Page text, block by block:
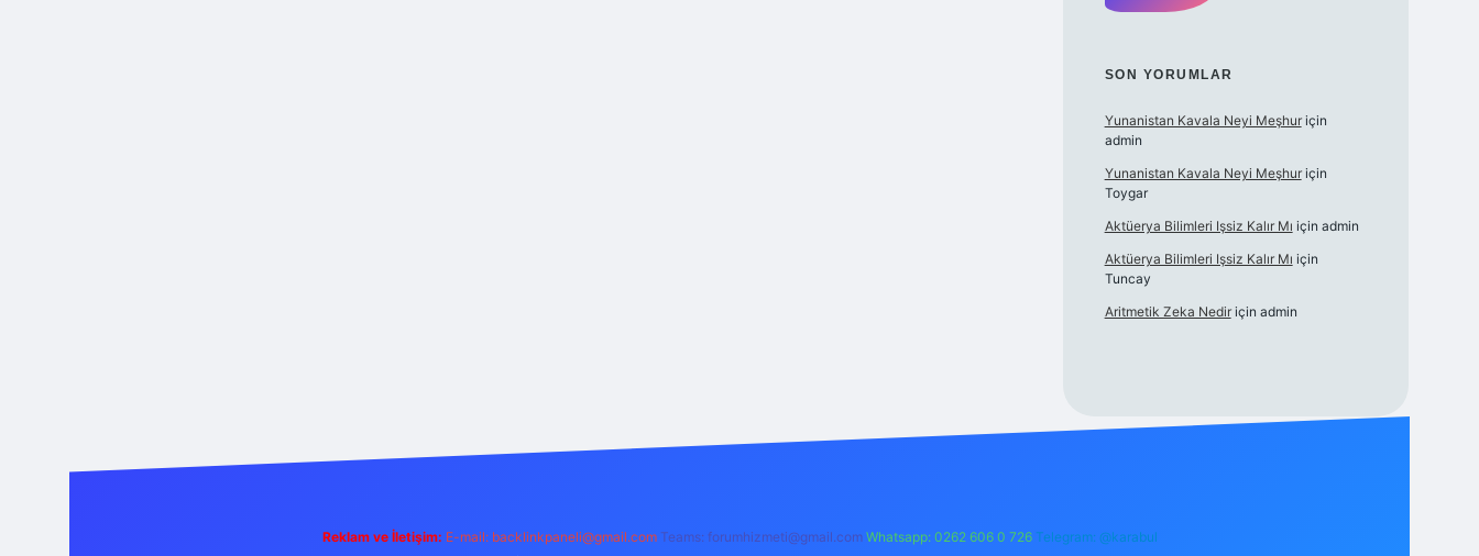
SON YORUMLAR
Yunanistan Kavala Neyi Meşhuriçin
admin
Yunanistan Kavala Neyi Meşhuriçin
Toygar
Aktüerya Bilimleri Işsiz Kalır Mı için admin
Aktüerya Bilimleri Işsiz Kalır Mı için
Tuncay
Aritmetik Zeka Nediriçin admin
Reklam ve İletişim: E-mail: backlinkpaneli@gmail.com Teams: forumhizmeti@gmail.com Whatsapp: 0262 606 0 726 Telegram: @karabul